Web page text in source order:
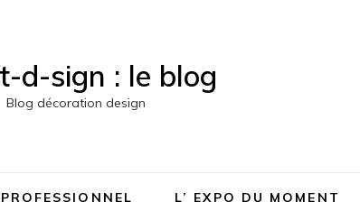
d-sign : le blog
Blog décoration design
L’ EXPO DU MOMENT